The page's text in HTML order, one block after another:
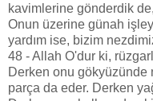
kavimlerine gönderdik
Onun üzerine günah
yardım ise, bizim
48 - Allah O'dur ki,
Derken onu gökyüzünde
parça da eder. Derken